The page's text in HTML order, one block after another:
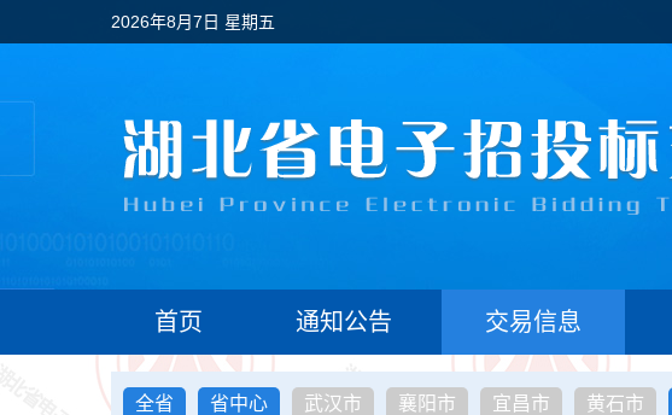
2026年8月7日 星期五
首页 通知公告 交易信息
全省
省中心 武汉市 襄阳市 宜昌市 黄石市